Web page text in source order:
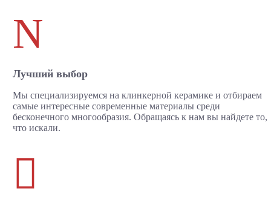
N
Лучший выбор
Мы специализируемся на клинкерной керамике и отбираем
самые интересные современные материалы среди
бесконечного многообразия. Обращаясь к нам вы найдете то,
что искали.
